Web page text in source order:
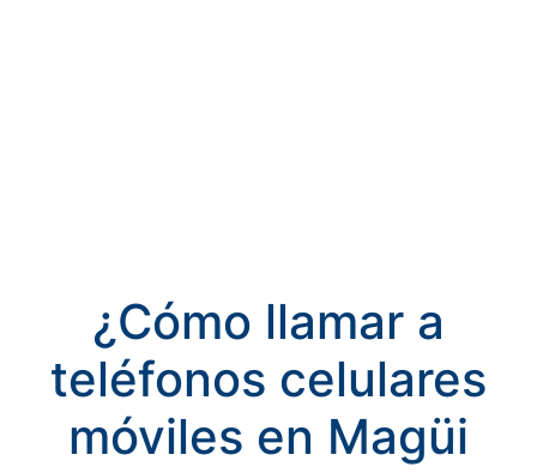
¿Cómo llamar a
teléfonos celulares
móviles en Magüi